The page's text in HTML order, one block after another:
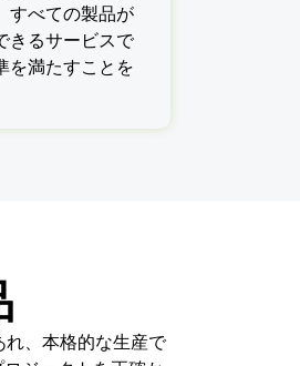
すべての製品が
きるサービスで
を満たすことを
、本格的な生産で